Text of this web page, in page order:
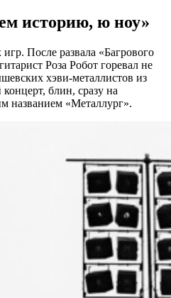
историю, ю ноу»
После развала «Багрового
Роза Робот горевал не
хэви-металлистов из
блин, сразу на
названием «Металлург».